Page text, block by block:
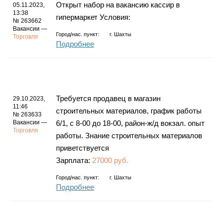
Фотогалерея
05.11.2023,
13:38
№ 263662
Вакансии —
Торговля
Открыт набор на вакансию кассир в
гипермаркет Условия:
Город/нас. пункт: г. Шахты
Подробнее
29.10.2023,
11:46
№ 263633
Вакансии —
Торговля
Требуется продавец в магазин
строительных материалов, график работы
6/1, с 8-00 до 18-00, район-ж/д вокзал. опыт
работы. Знание строительных материалов
приветствуется
Зарплата: 27000 руб.
Город/нас. пункт: г. Шахты
Подробнее